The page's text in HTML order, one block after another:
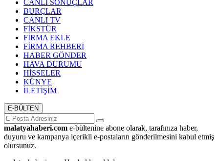
CANLI SONUÇLAR
BURÇLAR
CANLI TV
FİKSTÜR
FİRMA EKLE
FİRMA REHBERİ
HABER GÖNDER
HAVA DURUMU
HİSSELER
KÜNYE
İLETİŞİM
E-BÜLTEN
malatyahaberi.com e-bültenine abone olarak, tarafınıza haber,
duyuru ve kampanya içerikli e-postaların gönderilmesini kabul etmiş
olursunuz.